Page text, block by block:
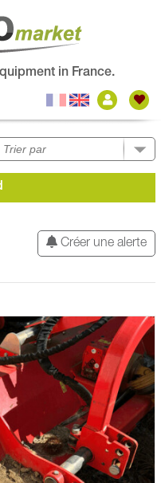
in France.
Créer une alerte